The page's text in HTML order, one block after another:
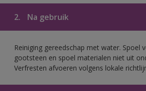
2. Na gebruik
Reiniging gereedschap met water. Spoel
gootsteen en spoel materialen niet uit
Verfresten afvoeren volgens lokale